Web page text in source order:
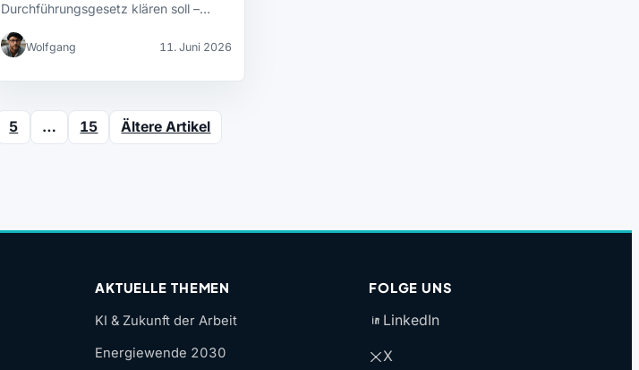
Durchführungsgesetz klären soll –
Wolfgang 11. Juni 2026
5 … 15 Ältere Artikel
AKTUELLE THEMEN
KI & Zukunft der Arbeit
Energiewende 2030
FOLGE UNS
LinkedIn
X